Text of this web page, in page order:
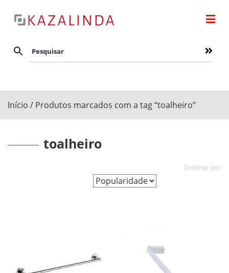
Início / Produtos marcados com a tag “toalheiro”
toalheiro